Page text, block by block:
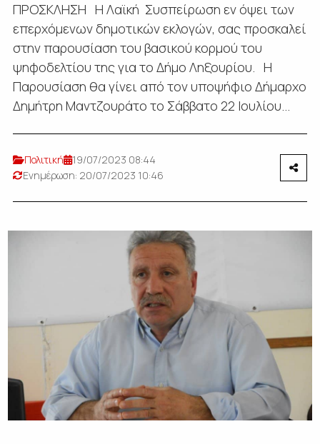
ΠΡΟΣΚΛΗΣΗ Η Λαϊκή Συσπείρωση εν όψει των
επερχόμενων δημοτικών εκλογών, σας προσκαλεί
στην παρουσίαση του βασικού κορμού του
ψηφοδελτίου της για το Δήμο Ληξουρίου. Η
Παρουσίαση θα γίνει από τον υποψήφιο Δήμαρχο
Δημήτρη Μαντζουράτο το Σάββατο 22 Ιουλίου...
Πολιτική
19/07/2023 08:44
Ενημέρωση: 20/07/2023 10:46